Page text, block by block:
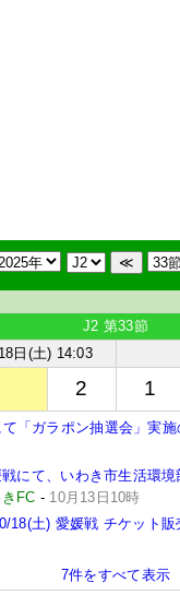
J2 第33節
日(土) 14:03
2 1
「ガラポン抽選会」実
にて、いわき市生活環
FC - 10月13日10時
18(土) 愛媛戦 チケット
7件をすべて表示